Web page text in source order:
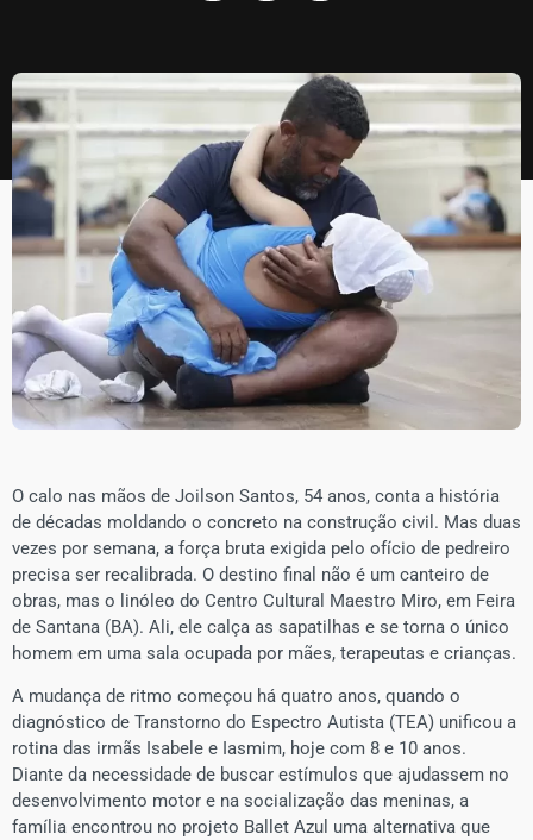
​O calo nas mãos de Joilson Santos, 54 anos, conta a história
de décadas moldando o concreto na construção civil. Mas duas
vezes por semana, a força bruta exigida pelo ofício de pedreiro
precisa ser recalibrada. O destino final não é um canteiro de
obras, mas o linóleo do Centro Cultural Maestro Miro, em Feira
de Santana (BA). Ali, ele calça as sapatilhas e se torna o único
homem em uma sala ocupada por mães, terapeutas e crianças.
​A mudança de ritmo começou há quatro anos, quando o
diagnóstico de Transtorno do Espectro Autista (TEA) unificou a
rotina das irmãs Isabele e Iasmim, hoje com 8 e 10 anos.
Diante da necessidade de buscar estímulos que ajudassem no
desenvolvimento motor e na socialização das meninas, a
família encontrou no projeto Ballet Azul uma alternativa que